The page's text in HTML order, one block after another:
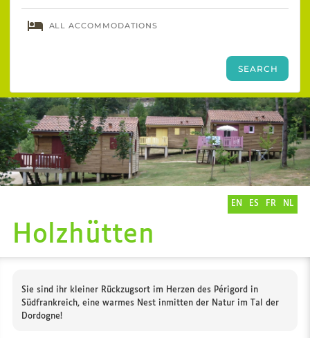
EN ES FR NL
Holzhütten
Sie sind ihr kleiner Rückzugsort im Herzen des Périgord in
Südfrankreich, eine warmes Nest inmitten der Natur im Tal der
Dordogne!